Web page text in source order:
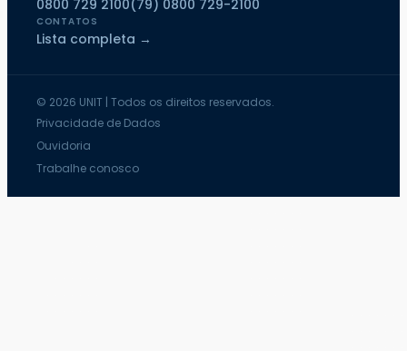
0800 729 2100(79) 0800 729-2100
CONTATOS
Lista completa →
© 2026 UNIT | Todos os direitos reservados.
Privacidade de Dados
Ouvidoria
Trabalhe conosco